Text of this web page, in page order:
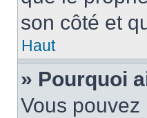
son côté et
Haut
» Pourquoi
Vous pouvez